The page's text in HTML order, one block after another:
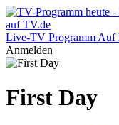
Live-TV Programm Auf
Anmelden
First Day